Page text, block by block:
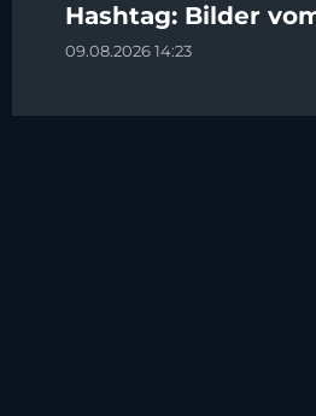
Hashtag: Bilder
09.08.2026 14:23